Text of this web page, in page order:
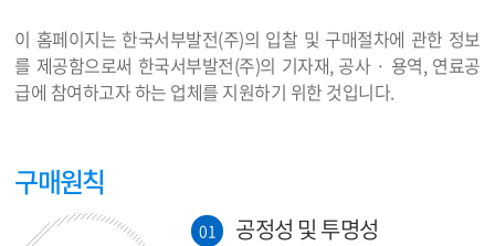
이 홈페이지는 한국서부발전(주)의 입찰 및 구매절차에 관한 정보
를 제공함으로써 한국서부발전(주)의 기자재, 공사 · 용역, 연료공
급에 참여하고자 하는 업체를 지원하기 위한 것입니다.
구매원칙
01 공정성 및 투명성